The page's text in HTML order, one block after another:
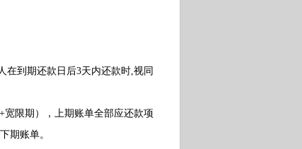
到期还款日后3天内还款时,视同
限期），上期账单全部应还款项
期账单。